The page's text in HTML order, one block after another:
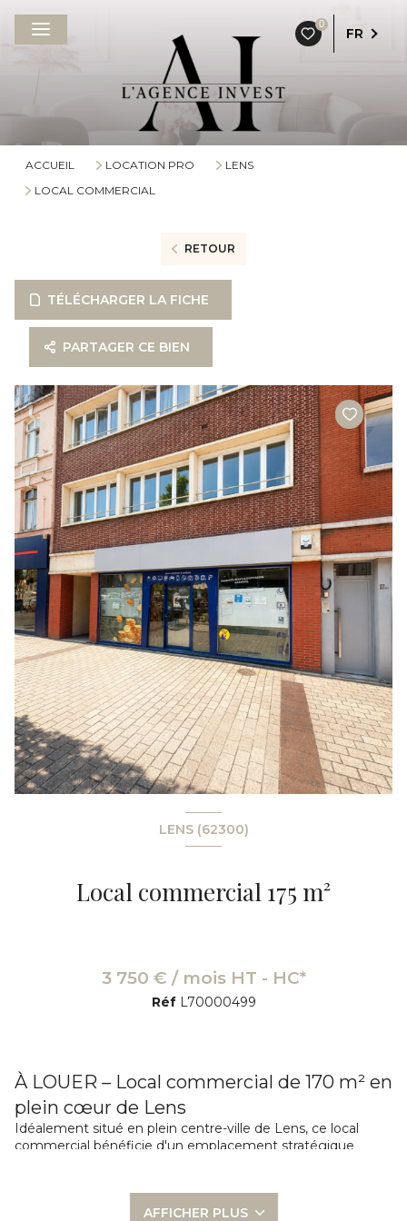
0
FR
ACCUEIL LOCATION PRO
LENS
LOCAL COMMERCIAL
RETOUR
TÉLÉCHARGER LA FICHE
PARTAGER CE BIEN
LENS (62300)
Local commercial 175 m²
3 750 € / mois HT - HC*
Réf L70000499
À LOUER – Local commercial de 170 m² en
plein cœur de Lens
Idéalement situé en plein centre-ville de Lens, ce local
commercial bénéficie d'un emplacement stratégique
commerce de détail, un showroom, une activité de
services ou des bureaux.AFFICHER PLUS